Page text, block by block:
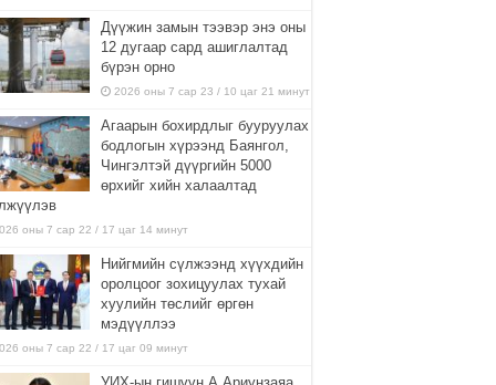
Дүүжин замын тээвэр энэ оны
12 дугаар сард ашиглалтад
бүрэн орно
2026 оны 7 сар 23 / 10 цаг 21 минут
Агаарын бохирдлыг бууруулах
бодлогын хүрээнд Баянгол,
Чингэлтэй дүүргийн 5000
өрхийг хийн халаалтад
оны 7 сар 22 / 17 цаг 14 минут
Нийгмийн сүлжээнд хүүхдийн
оролцоог зохицуулах тухай
хуулийн төслийг өргөн
мэдүүллээ
оны 7 сар 22 / 17 цаг 09 минут